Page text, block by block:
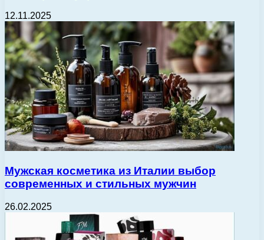
12.11.2025
Мужская косметика из Италии выбор
современных и стильных мужчин
26.02.2025